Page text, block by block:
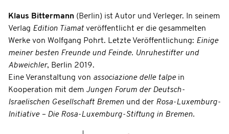
Klaus Bittermann (Berlin) ist Autor und Verleger. In seinem
Verlag Edition Tiamatveröffentlicht er die gesammelten
Werke von Wolfgang Pohrt. Letzte Veröffentlichung: Einige
meiner besten Freunde und Feinde. Unruhestifter und
Abweichler, Berlin 2019.
Eine Veranstaltung von associazione delle talpein
Kooperation mit dem Jungen Forum der Deutsch-
Israelischen Gesellschaft Bremen und der Rosa-Luxemburg-
Initiative – Die Rosa-Luxemburg-Stiftung in Bremen.